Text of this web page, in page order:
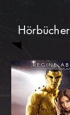
Hörbücher